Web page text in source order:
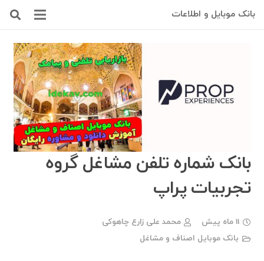
بانک موبایل و اطلاعات
بانک شماره تلفن مشاغل گروه
تجربیات پراپ
11 ماه پیش
محمد علی زارع چاهوکی
بانک موبایل اصناف و مشاغل